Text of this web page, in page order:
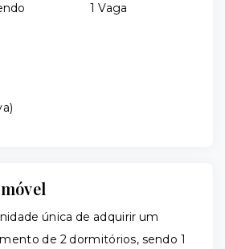
1 Vaga
)
única de adquirir um
de 2 dormitórios, sendo 1